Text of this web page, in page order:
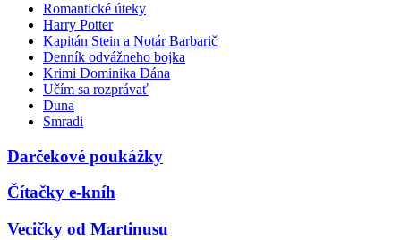
Romantické úteky
Harry Potter
Kapitán Stein a Notár Barbarič
Denník odvážneho bojka
Krimi Dominika Dána
Učím sa rozprávať
Duna
Smradi
Darčekové poukážky
Čítačky e-kníh
Vecičky od Martinusu